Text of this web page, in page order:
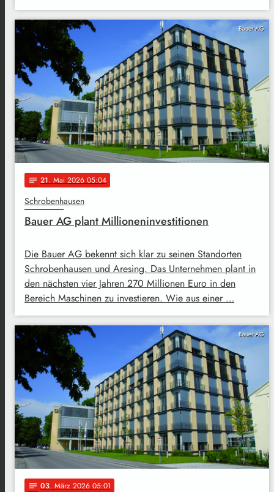
Bauer AG
notes 21. Mai 2026 05:04
Schrobenhausen
Bauer AG plant Millioneninvestitionen
Die Bauer AG bekennt sich klar zu seinen Standorten
Schrobenhausen und Aresing. Das Unternehmen plant in
den nächsten vier Jahren 270 Millionen Euro in den
Bereich Maschinen zu investieren. Wie aus einer …
Bauer AG
notes 03. März 2026 05:01